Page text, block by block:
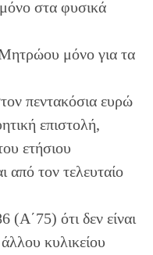
στα φυσικά
μόνο για τα
πεντακόσια ευρώ
επιστολή,
ετήσιου
από τον τελευταίο
ότι δεν είναι
κυλικείου